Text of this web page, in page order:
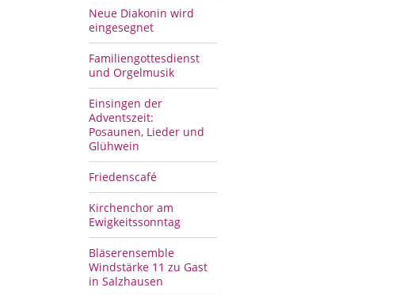
Neue Diakonin wird
eingesegnet
Familiengottesdienst
und Orgelmusik
Einsingen der
Adventszeit:
Posaunen, Lieder und
Glühwein
Friedenscafé
Kirchenchor am
Ewigkeitssonntag
Bläserensemble
Windstärke 11 zu Gast
in Salzhausen